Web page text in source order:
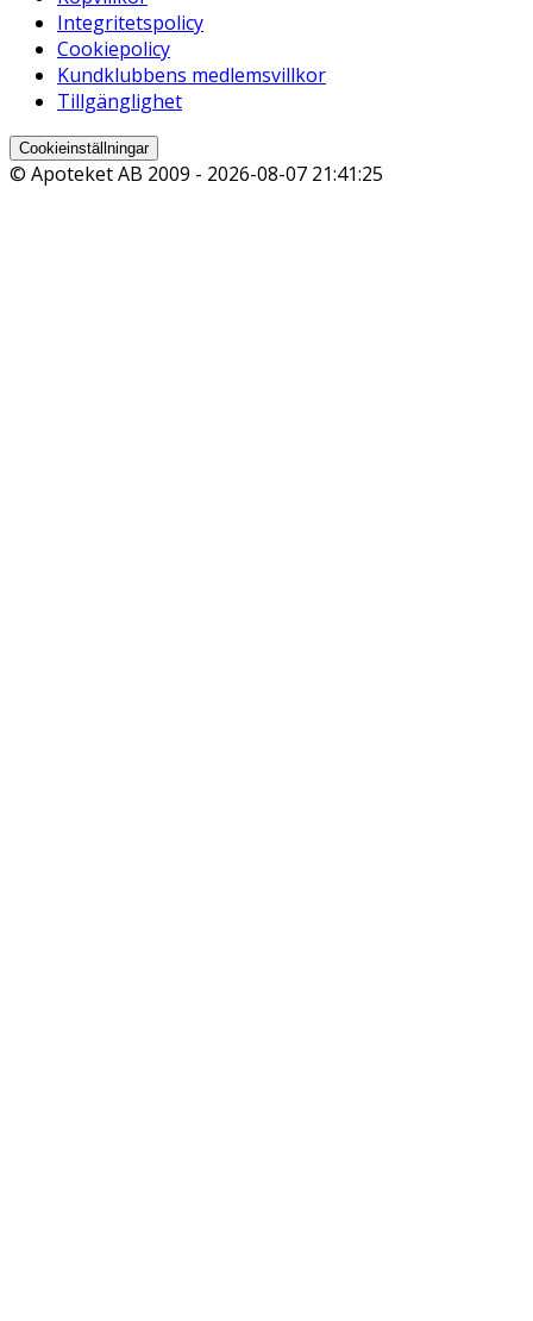
Integritetspolicy
Cookiepolicy
Kundklubbens medlemsvillkor
Tillgänglighet
Cookieinställningar
© Apoteket AB 2009 - 2026-08-07 21:41:25